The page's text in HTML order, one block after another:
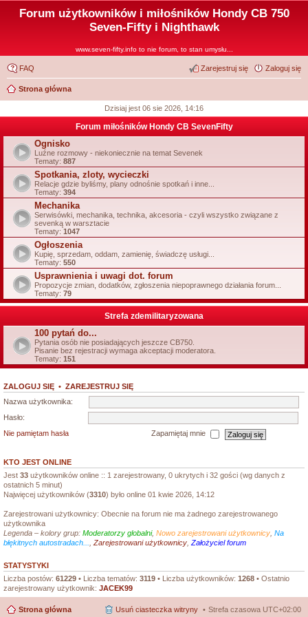
Forum użytkowników i miłośników Hondy CB 750
Seven-Fifty i Nighthawk
www.seven-fifty.info to nie forum, to stan umysłu...
FAQ Zaloguj się
Zarejestruj się
Strona główna
Dzisiaj jest 06 sie 2026, 14:16
Forum miłośników Hondy CB SevenFifty
Ognisko
Luźne rozmowy - niekoniecznie na temat Sevenek
Tematy: 887
Spotkania, zloty, wycieczki
Relacje gdzie byliśmy, plany odnośnie spotkań i inne...
Tematy: 394
Mechanika
Serwisówki, mechanika, technika, akcesoria - czyli wszystko związane z
sevenką w warsztacie
Tematy: 1047
Ogłoszenia
Kupię, sprzedam, oddam, zamienię, świadczę usługi...
Tematy: 550
Usprawnienia i uwagi dot. forum
Propozycje zmian, dodatków, zgłoszenia niepoprawnego działania forum...
Tematy: 79
Strefa zdemilitaryzowana
100 pytań do...
Pytania osób nie posiadających jeszcze CB750.
Pisanie bez rejestracji wymaga akceptacji moderatora.
Tematy: 151
ZALOGUJ SIĘ • ZAREJESTRUJ SIĘ
Nazwa użytkownika:
Hasło:
Nie pamiętam hasła
Zapamiętaj mnie
KTO JEST ONLINE
Jest 33 użytkowników online :: 1 zarejestrowany, 0 ukrytych i 32 gości (wg danych z
ostatnich 5 minut)
Najwięcej użytkowników (3310) było online 01 kwie 2026, 14:12
Zarejestrowani użytkownicy: Obecnie na forum nie ma żadnego zarejestrowanego
użytkownika
Legenda – kolory grup: Moderatorzy globalni, Nowo zarejestrowani użytkownicy Na
błękitnych autostradach...
Zarejestrowani użytkownicy Założyciel forum
STATYSTYKI
Liczba postów: 61229 • Liczba tematów: 3119 • Liczba użytkowników: 1268 • Ostatnio
zarejestrowany użytkownik: JACEK99
Strona główna Strefa czasowa UTC+02:00
Usuń ciasteczka witryny